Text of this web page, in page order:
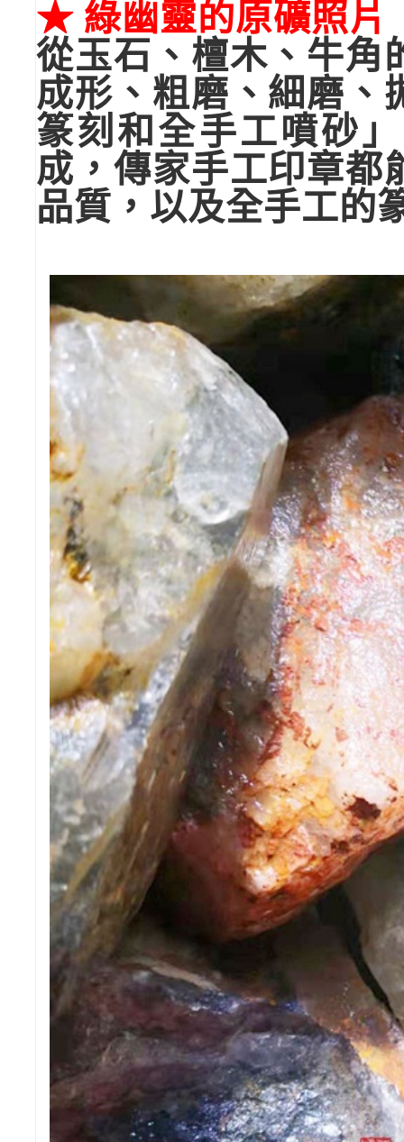
★ 綠幽靈的原礦照片
從玉石、檀木、牛角
成形、粗磨、細磨、
篆刻和全手工噴砂
成，傳家手工印章都
品質，以及全手工的